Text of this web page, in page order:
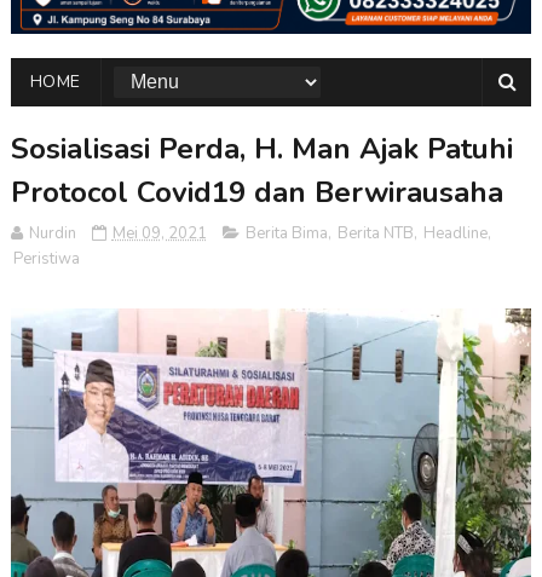
HOME
Sosialisasi Perda, H. Man Ajak Patuhi
Protocol Covid19 dan Berwirausaha
Nurdin Mei 09, 2021 Berita Bima, Berita NTB, Headline,
Peristiwa